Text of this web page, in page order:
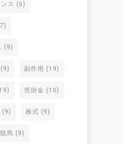
ス (6)
(9)
(9) 副作用 (19)
売掛金 (10)
(9) 株式 (9)
競馬 (9)